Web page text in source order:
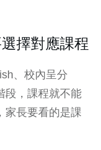
擇對應課程
、校內呈分
段，課程就不能
家長要看的是課